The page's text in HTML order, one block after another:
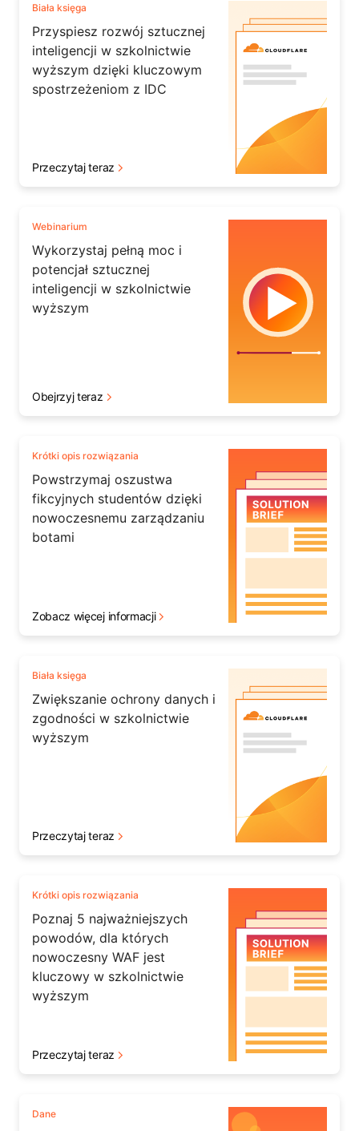
Biała księga
Przyspiesz rozwój sztucznej
inteligencji w szkolnictwie
wyższym dzięki kluczowym
spostrzeżeniom z IDC
Przeczytaj teraz
Webinarium
Wykorzystaj pełną moc i
potencjał sztucznej
inteligencji w szkolnictwie
wyższym
Obejrzyj teraz
Krótki opis rozwiązania
Powstrzymaj oszustwa
fikcyjnych studentów dzięki
nowoczesnemu zarządzaniu
botami
Zobacz więcej informacji
Biała księga
Zwiększanie ochrony danych i
zgodności w szkolnictwie
wyższym
Przeczytaj teraz
Krótki opis rozwiązania
Poznaj 5 najważniejszych
powodów, dla których
nowoczesny WAF jest
kluczowy w szkolnictwie
wyższym
Przeczytaj teraz
Dane